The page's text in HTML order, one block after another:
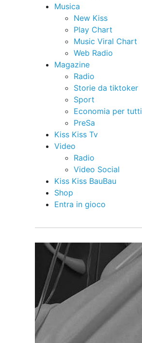
Musica
New Kiss
Play Chart
Music Viral Chart
Web Radio
Magazine
Radio
Storie da tiktoker
Sport
Economia per tutti
PreSa
Kiss Kiss Tv
Video
Radio
Video Social
Kiss Kiss BauBau
Shop
Entra in gioco